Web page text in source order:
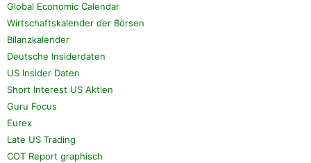
Global Economic Calendar
Wirtschaftskalender der Börsen
Bilanzkalender
Deutsche Insiderdaten
US Insider Daten
Short Interest US Aktien
Guru Focus
Eurex
Late US Trading
COT Report graphisch